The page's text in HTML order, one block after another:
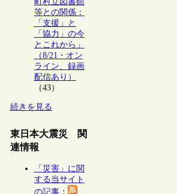
等との関係：
「支援」と
「協力」の今
とこれから」
（8/21・オン
ライン、録画
配信あり）
（43）
続きを見る
東日本大震災 関
連情報
「災害」に関
する当サイト
の記事：